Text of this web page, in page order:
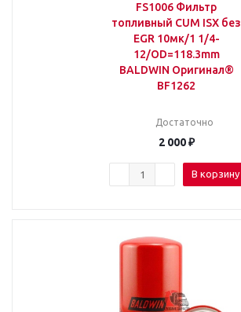
FS1006 Фильтр
топливный CUM ISX без
EGR 10мк/1 1/4-
12/OD=118.3mm
BALDWIN Оригинал®
BF1262
Достаточно
2 000₽
В корзину